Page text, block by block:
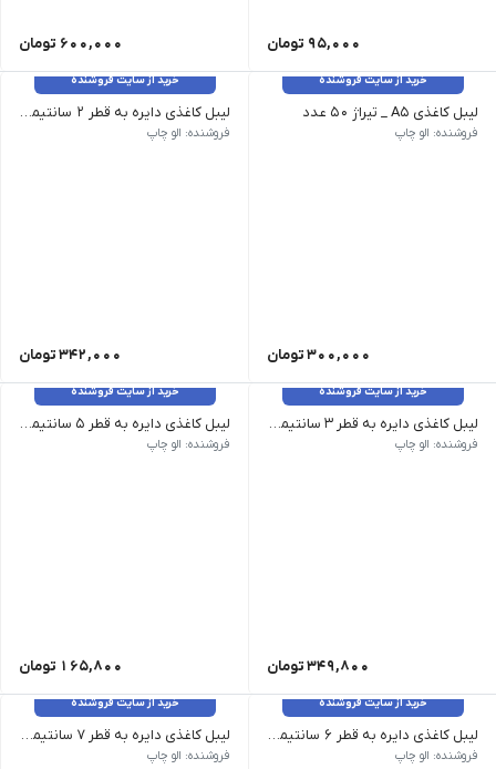
95,000 تومان 600,000 تومان
خرید از سایت فروشنده
لیبل کاغذی A5 _ تیراژ 50 عدد
فروشنده: الو چاپ
300,000تومان
خرید از سایت فروشنده
لیبل کاغذی دایره به قطر 2 سانتیمتر _ 1140 عدد
فروشنده: الو چاپ
342,000تومان
خرید از سایت فروشنده
لیبل کاغذی دایره به قطر 3 سانتیمتر _ 530 عدد
فروشنده: الو چاپ
349,800تومان
خرید از سایت فروشنده
لیبل کاغذی دایره به قطر 5 سانتیمتر - 195 عدد
فروشنده: الو چاپ
165,800 تومان
خرید از سایت فروشنده
لیبل کاغذی دایره به قطر 6 سانتیمتر _ 130 عدد
فروشنده: الو چاپ
خرید از سایت فروشنده
لیبل کاغذی دایره به قطر 7 سانتیمتر _ 90 عدد
فروشنده: الو چاپ